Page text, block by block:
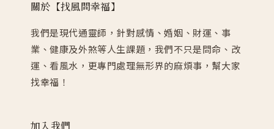
關於【找風問幸福】
我們是現代通靈師，針對感情、婚姻、財運、事
業、健康及外煞等人生課題，我們不只是問命、改
運、看風水，更專門處理無形界的麻煩事，幫大家
找幸福！
加入我們